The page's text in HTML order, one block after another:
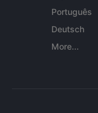
Português
Deutsch
More...